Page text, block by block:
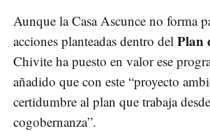
Aunque la Casa Ascunce no forma
acciones planteadas dentro del Plan
Chivite ha puesto en valor ese
añadido que con este “proyecto
certidumbre al plan que trabaja
cogobernanza”.